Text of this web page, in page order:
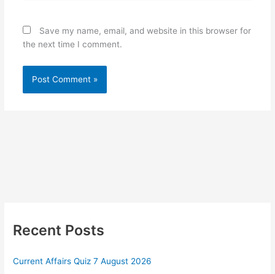
Save my name, email, and website in this browser for
the next time I comment.
Recent Posts
Current Affairs Quiz 7 August 2026